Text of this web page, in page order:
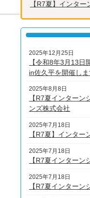
【R7夏】インタ
2025年12月25日
【令和8年3月13
in佐久平を開催しま
2025年8月8日
【R7夏インターン
ンズ株式会社
2025年7月18日
【R7夏】インター
2025年7月18日
【R7夏インター
2025年7月18日
【R7夏インター